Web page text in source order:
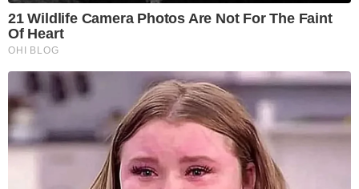
21 Wildlife Camera Photos Are Not For The Faint
Of Heart
OHI BLOG